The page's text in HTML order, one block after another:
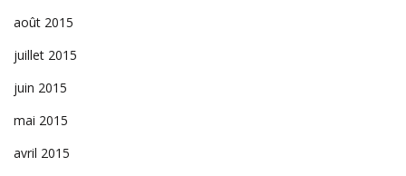
août 2015
juillet 2015
juin 2015
mai 2015
avril 2015